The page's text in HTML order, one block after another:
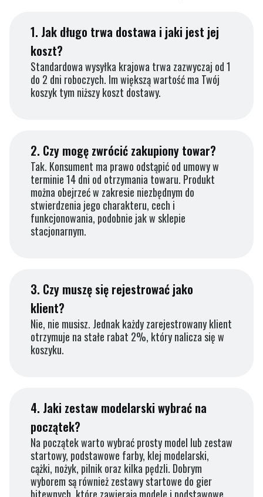
1. Jak długo trwa dostawa i jaki jest jej
koszt?
Standardowa wysyłka krajowa trwa zazwyczaj od 1
do 2 dni roboczych. Im większą wartość ma Twój
koszyk tym niższy koszt dostawy.
2. Czy mogę zwrócić zakupiony towar?
Tak. Konsument ma prawo odstąpić od umowy w
terminie 14 dni od otrzymania towaru. Produkt
można obejrzeć w zakresie niezbędnym do
stwierdzenia jego charakteru, cech i
funkcjonowania, podobnie jak w sklepie
stacjonarnym.
3. Czy muszę się rejestrować jako
klient?
Nie, nie musisz. Jednak każdy zarejestrowany klient
otrzymuje na stałe rabat 2%, który nalicza się w
koszyku.
4. Jaki zestaw modelarski wybrać na
początek?
Na początek warto wybrać prosty model lub zestaw
startowy, podstawowe farby, klej modelarski,
cążki, nożyk, pilnik oraz kilka pędzli. Dobrym
wyborem są również zestawy startowe do gier